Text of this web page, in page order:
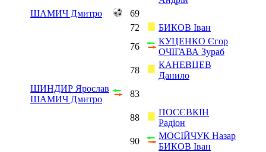
ШАМИЧ Дмитро
69
72
БИКОВ Іван
76
КУЦЕНКО Єгор
ОЧІГАВА Зураб
78
КАНЕВЦЕВ
Данило
ШИНДИР Ярослав
ШАМИЧ Дмитро
83
88
ПОСЄВКІН
Радіон
90
МОСІЙЧУК Назар
БИКОВ Іван